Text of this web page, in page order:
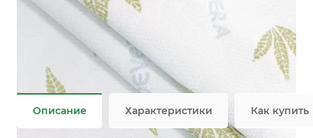
Характеристики
Коллекция
Флористический узор
100% PES
180 гр/м2, 270 гр/м2
Все характеристики
Описание Характеристики Как купить